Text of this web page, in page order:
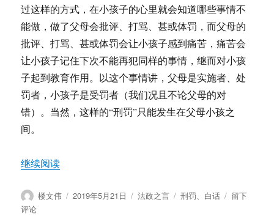
过这样的方式，在小孩子的心里就会知道哪些事情不
能做，做了父母会批评、打骂、甚或体罚，而父母的
批评、打骂、甚或体罚会让小孩子感到痛苦，痛苦会
让小孩子记住下次不能再犯同样的事情，继而对小孩
子起到教育作用。以这个事情讲，父母是实施者、处
罚者，小孩子是受罚者（我们况且不论父母的对
错）。当然，这样的“刑罚”只能发生在父母小孩之
间。
继续阅读“楼文伟：白话浅说刑罚”
作
楼文伟
发
2019年5月21日
分
法政之言
标
刑罚、 白话
于
留下
评论